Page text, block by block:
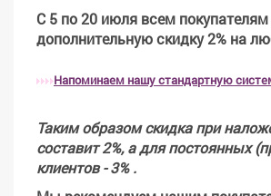
С 5 по 20 июля всем
дополнительную скидку 2% на
Напоминаем нашу стандартную
Таким образом скидка при
составит 2%, а для постоянных
клиентов - 3% .